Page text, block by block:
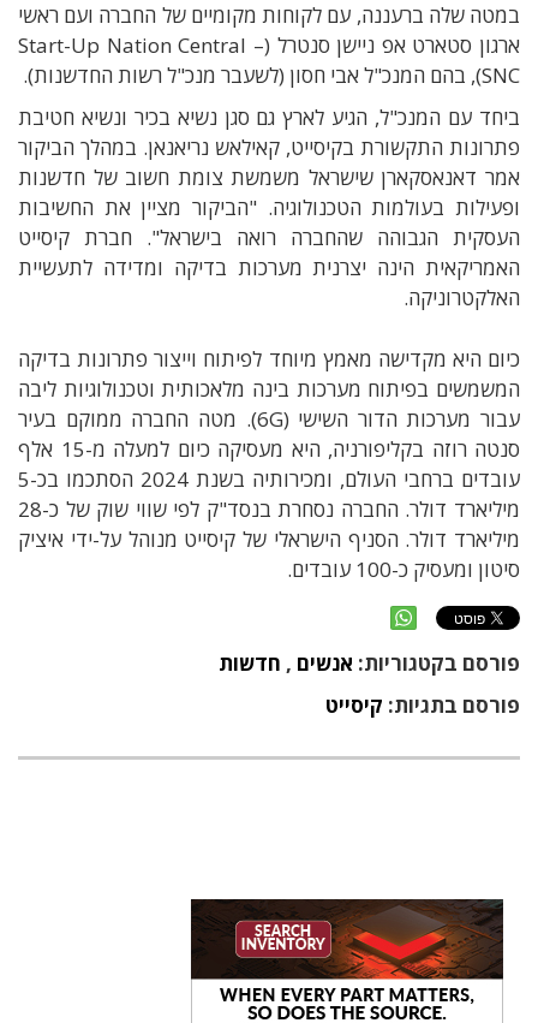
במטה שלה ברעננה, עם לקוחות מקומיים של החברה ועם ראשי
ארגון סטארט אפ ניישן סנטרל (Start-Up Nation Central –
SNC)
, בהם המנכ"ל אבי חסון (לשעבר מנכ"ל רשות החדשנות).
ביחד עם המנכ"ל, הגיע לארץ גם סגן נשיא בכיר ונשיא חטיבת
פתרונות התקשורת בקיסייט, קאילאש נריאנאן. במהלך הביקור
אמר דאנאסקארן שישראל משמשת צומת חשוב של חדשנות
ופעילות בעולמות הטכנולוגיה. "הביקור מציין את החשיבות
העסקית הגבוהה שהחברה רואה בישראל". חברת קיסייט
האמריקאית הינה יצרנית מערכות בדיקה ומדידה לתעשיית
האלקטרוניקה.
כיום היא מקדישה מאמץ מיוחד לפיתוח וייצור פתרונות בדיקה
המשמשים בפיתוח מערכות בינה מלאכותית וטכנולוגיות ליבה
עבור מערכות הדור השישי (6G)
. מטה החברה ממוקם בעיר
סנטה רוזה בקליפורניה, היא מעסיקה כיום למעלה מ-15
אלף
עובדים ברחבי העולם,
ומכירותיה בשנת 2024 הסתכמו בכ-5
מיליארד דולר. החברה נסחרת בנסד"ק לפי שווי שוק של כ-28
מיליארד דולר. הסניף הישראלי של קיסייט מנוהל על-ידי איציק
סיטון ומעסיק כ-100 עובדים.
פורסם בקטגוריות: אנשים , חדשות
פורסם בתגיות: קיסייט